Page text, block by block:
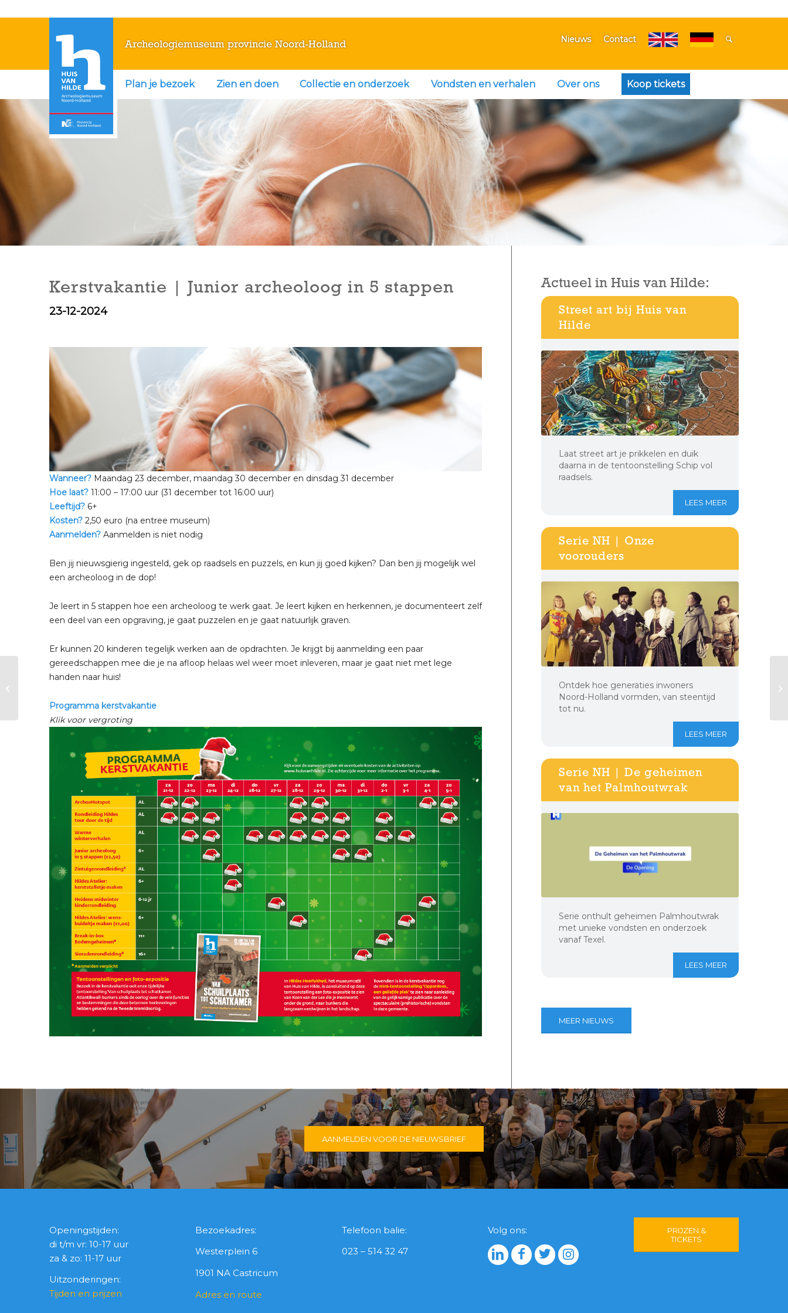
Archeologiemuseum provincie Noord-Holland Nieuws Contact
Plan je bezoek Zien en doen Collectie en onderzoek Vondsten en verhalen Over ons Koop tickets
Kerstvakantie | Junior archeoloog in 5 stappen
23-12-2024
Wanneer?Maandag 23 december, maandag 30 december en dinsdag 31 december
Hoe laat?11:00 – 17:00 uur (31 december tot 16:00 uur)
Leeftijd?6+
Kosten?2,50 euro (na entree museum)
Aanmelden? Aanmelden is niet nodig
Ben jij nieuwsgierig ingesteld, gek op raadsels en puzzels, en kun jij goed kijken? Dan ben jij mogelijk wel
een archeoloog in de dop!
Je leert in 5 stappen hoe een archeoloog te werk gaat. Je leert kijken en herkennen, je documenteert zelf
een deel van een opgraving, je gaat puzzelen en je gaat natuurlijk graven.
Er kunnen 20 kinderen tegelijk werken aan de opdrachten. Je krijgt bij aanmelding een paar
gereedschappen mee die je na afloop helaas wel weer moet inleveren, maar je gaat niet met lege
handen naar huis!
Programma kerstvakantie
Klik voor vergroting
Actueel in Huis van Hilde:
Street art bij Huis van
Hilde
Laat street art je prikkelen en duik
daarna in de tentoonstelling Schip vol
raadsels.
LEES MEER
Serie NH | Onze
voorouders
Ontdek hoe generaties inwoners
Noord-Holland vormden, van steentijd
tot nu.
LEES MEER
Serie NH | De geheimen
van het Palmhoutwrak
Serie onthult geheimen Palmhoutwrak
met unieke vondsten en onderzoek
vanaf Texel.
LEES MEER
MEER NIEUWS
AANMELDEN VOOR DE NIEUWSBRIEF
Openingstijden:
di t/m vr: 10-17 uur
za & zo: 11-17 uur
Uitzonderingen:
Tijden en prijzen
Bezoekadres:
Westerplein 6
1901 NA Castricum
Adres en route
Telefoon balie:
023 – 514 32 47
Volg ons:
PRIJZEN &
TICKETS
Kerstvakantie |